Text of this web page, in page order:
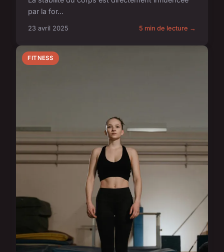
par la for...
23 avril 2025 5 min de lecture →
FITNESS